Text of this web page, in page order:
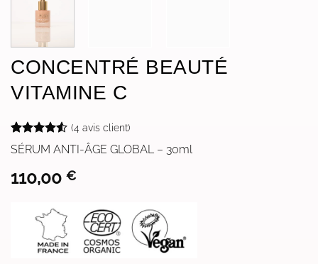
CONCENTRÉ BEAUTÉ
VITAMINE C
Noté 4.5
sur 5 basé
4
notations
(4 avis client)
SÉRUM ANTI-ÂGE GLOBAL – 30ml
110,00 €